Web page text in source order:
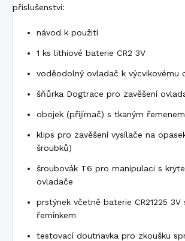
příslušenství:
návod k použití
1 ks lithiové baterie CR2 3V
voděodolný ovladač k výcvikovému
šňůrka Dogtrace pro zavěšení
obojek (přijímač) s tkaným
klips pro zavěšení vysílače na
šroubků)
šroubovák T6 pro manipulaci s
ovladače
prstýnek včetně baterie CR21225 3V
řemínkem
testovací doutnavka pro zkoušku